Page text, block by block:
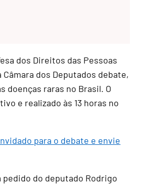
dos Direitos das Pessoas
dos Deputados debate,
doenças raras no Brasil. O
e realizado às 13 horas no
para o debate e envie
pedido do deputado Rodrigo